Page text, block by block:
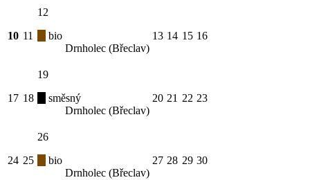
10 11
12
bio
Drnholec (Břeclav)
13 14 15 16
17 18
19
směsný
Drnholec (Břeclav)
20 21 22 23
24 25
26
bio
Drnholec (Břeclav)
27 28 29 30